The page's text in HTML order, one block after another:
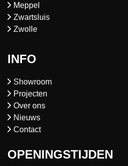
Meppel
Zwartsluis
Zwolle
INFO
Showroom
Projecten
Over ons
Nieuws
Contact
OPENINGSTIJDEN